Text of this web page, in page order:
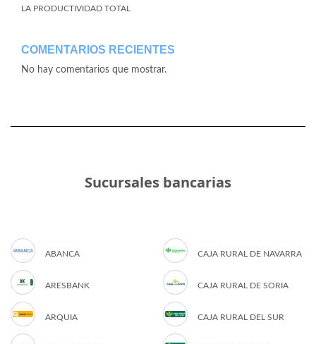
LA PRODUCTIVIDAD TOTAL
COMENTARIOS RECIENTES
No hay comentarios que mostrar.
Sucursales bancarias
ABANCA
ARESBANK
ARQUIA
CAJA RURAL DE NAVARRA
CAJA RURAL DE SORIA
CAJA RURAL DEL SUR